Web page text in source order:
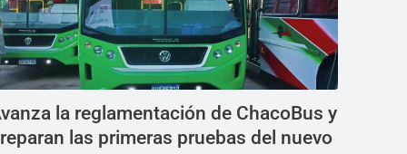
la reglamentación de ChacoBus y
las primeras pruebas del nuevo